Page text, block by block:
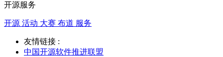
开源服务
开源 活动 大赛 布道 服务
友情链接 :
中国开源软件推进联盟